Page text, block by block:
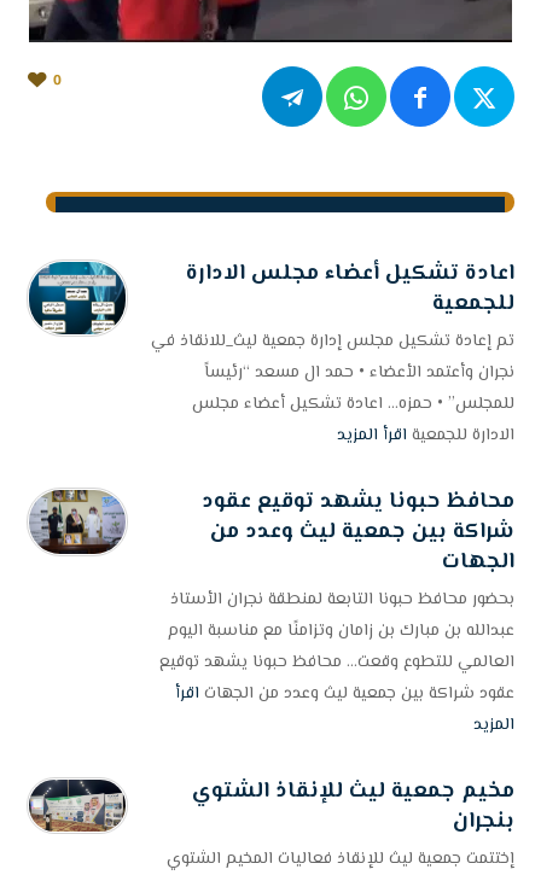
0
اعادة تشكيل أعضاء مجلس الادارة
للجمعية
تم إعادة تشكيل مجلس إدارة جمعية ليث_للانقاذ في
نجران وأعتمد الأعضاء • حمد ال مسعد “رئيساً
للمجلس” • حمزه... اعادة تشكيل أعضاء مجلس
الادارة للجمعية اقرأ المزيد
محافظ حبونا يشهد توقيع عقود
شراكة بين جمعية ليث وعدد من
الجهات
بحضور محافظ حبونا التابعة لمنطقة نجران الأستاذ
عبدالله بن مبارك بن زامان وتزامنًا مع مناسبة اليوم
العالمي للتطوع وقعت... محافظ حبونا يشهد توقيع
عقود شراكة بين جمعية ليث وعدد من الجهات اقرأ
المزيد
مخيم جمعية ليث للإنقاذ الشتوي
بنجران
إختتمت جمعية ليث للإنقاذ فعاليات المخيم الشتوي